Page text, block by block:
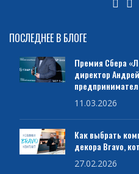
ПОСЛЕДНЕЕ В БЛОГЕ
Премия Сбера
директор
11.03.2026
Как выбрать
декора Bravo,
27.02.2026